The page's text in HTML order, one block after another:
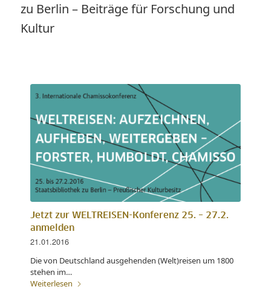
zu Berlin – Beiträge für Forschung und
Kultur
Jetzt zur WELTREISEN-Konferenz 25. – 27.2.
anmelden
21.01.2016
Die von Deutschland ausgehenden (Welt)reisen um 1800
stehen im…
Weiterlesen